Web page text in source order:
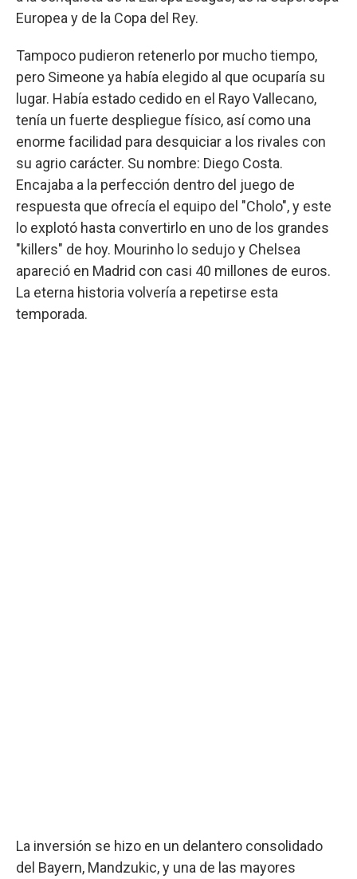
Europea y de la Copa del Rey.
Tampoco pudieron retenerlo por mucho tiempo,
pero Simeone ya había elegido al que ocuparía su
lugar. Había estado cedido en el Rayo Vallecano,
tenía un fuerte despliegue físico, así como una
enorme facilidad para desquiciar a los rivales con
su agrio carácter. Su nombre: Diego Costa.
Encajaba a la perfección dentro del juego de
respuesta que ofrecía el equipo del "Cholo", y este
lo explotó hasta convertirlo en uno de los grandes
"killers" de hoy. Mourinho lo sedujo y Chelsea
apareció en Madrid con casi 40 millones de euros.
La eterna historia volvería a repetirse esta
temporada.
La inversión se hizo en un delantero consolidado
del Bayern, Mandzukic, y una de las mayores